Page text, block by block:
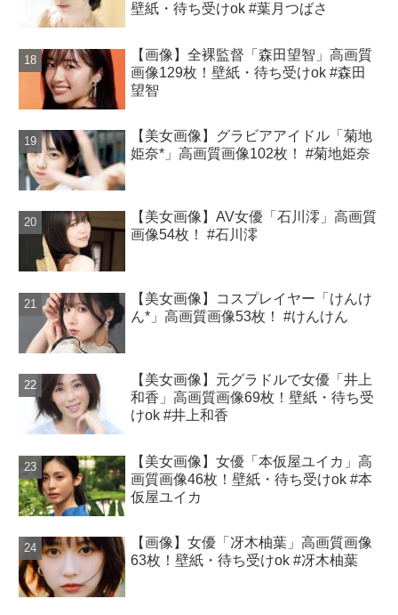
壁紙・待ち受けok #葉月つばさ
【画像】全裸監督「森田望智」高画質
画像129枚！壁紙・待ち受けok #森田
望智
【美女画像】グラビアアイドル「菊地
姫奈*」高画質画像102枚！ #菊地姫奈
【美女画像】AV女優「石川澪」高画質
画像54枚！ #石川澪
【美女画像】コスプレイヤー「けんけ
ん*」高画質画像53枚！ #けんけん
【美女画像】元グラドルで女優「井上
和香」高画質画像69枚！壁紙・待ち受
けok #井上和香
【美女画像】女優「本仮屋ユイカ」高
画質画像46枚！壁紙・待ち受けok #本
仮屋ユイカ
【画像】女優「冴木柚葉」高画質画像
63枚！壁紙・待ち受けok #冴木柚葉